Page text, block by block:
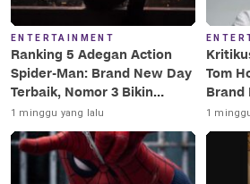
ENTERTAINMENT
Ranking 5 Adegan Action
Spider-Man: Brand New Day
Terbaik, Nomor 3 Bikin
Terkesima!
1 minggu yang lalu
Tom
Brand
1